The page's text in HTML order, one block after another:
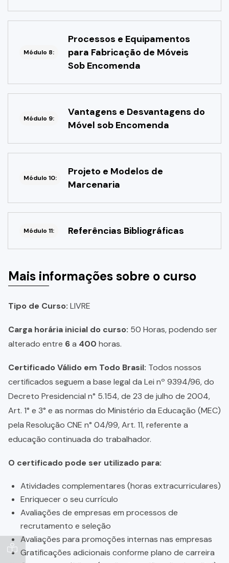
Módulo 8:
Processos e Equipamentos
para Fabricação de Móveis
Sob Encomenda
Módulo 9:
Vantagens e Desvantagens do
Móvel sob Encomenda
Módulo 10:
Projeto e Modelos de
Marcenaria
Módulo 11: Referências Bibliográficas
Mais informações sobre o curso
Tipo de Curso: LIVRE
Carga horária inicial do curso: 50 Horas, podendo ser
alterado entre 6a 400 horas.
Certificado Válido em Todo Brasil: Todos nossos
certificados seguem a base legal da Lei nº 9394/96, do
Decreto Presidencial n° 5.154, de 23 de julho de 2004,
Art. 1° e 3° e as normas do Ministério da Educação (MEC)
pela Resolução CNE n° 04/99, Art. 11, referente a
educação continuada do trabalhador.
O certificado pode ser utilizado para:
Atividades complementares (horas extracurriculares)
Enriquecer o seu currículo
Avaliações de empresas em processos de
recrutamento e seleção
Avaliações para promoções internas nas empresas
Gratificações adicionais conforme plano de carreira